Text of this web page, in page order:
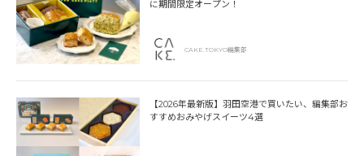
に期間限定オープン！
CAKE.TOKYO編集部
【2026年最新版】羽田空港で買いたい、編集部お
すすめおみやげスイーツ4選